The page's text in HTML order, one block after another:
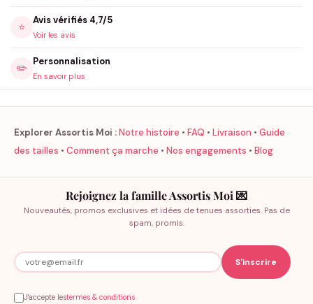
⭐
Avis vérifiés 4,7/5
Voir les avis
✏️
Personnalisation
En savoir plus
Explorer Assortis Moi :Notre histoire • FAQ • Livraison • Guide
des tailles • Comment ça marche • Nos engagements • Blog
Rejoignez la famille Assortis Moi 💌
Nouveautés, promos exclusives et idées de tenues assorties. Pas de
spam, promis.
J'accepte lestermes & conditions